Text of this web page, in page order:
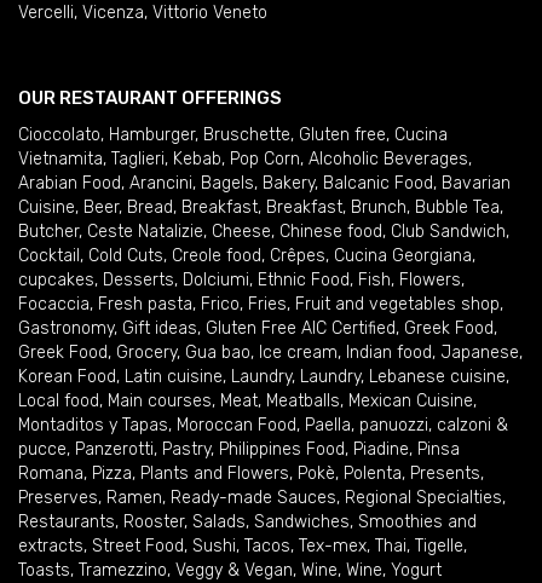
Vercelli, Vicenza, Vittorio Veneto
OUR RESTAURANT OFFERINGS
Cioccolato, Hamburger, Bruschette, Gluten free, Cucina
Vietnamita, Taglieri, Kebab, Pop Corn, Alcoholic Beverages,
Arabian Food, Arancini, Bagels, Bakery, Balcanic Food, Bavarian
Cuisine, Beer, Bread, Breakfast, Breakfast, Brunch, Bubble Tea,
Butcher, Ceste Natalizie, Cheese, Chinese food, Club Sandwich,
Cocktail , Cold Cuts, Creole food, Crêpes, Cucina Georgiana,
cupcakes, Desserts, Dolciumi, Ethnic Food, Fish, Flowers,
Focaccia, Fresh pasta, Frico, Fries, Fruit and vegetables shop,
Gastronomy, Gift ideas, Gluten Free AIC Certified, Greek Food,
Greek Food, Grocery, Gua bao, Ice cream, Indian food, Japanese,
Korean Food, Latin cuisine, Laundry, Laundry, Lebanese cuisine,
Local food, Main courses, Meat, Meatballs, Mexican Cuisine,
Montaditos y Tapas, Moroccan Food, Paella, panuozzi, calzoni &
pucce, Panzerotti, Pastry, Philippines Food, Piadine, Pinsa
Romana, Pizza, Plants and Flowers, Pokè, Polenta, Presents,
Preserves, Ramen, Ready-made Sauces, Regional Specialties,
Restaurants, Rooster, Salads, Sandwiches, Smoothies and
extracts, Street Food, Sushi, Tacos, Tex-mex, Thai, Tigelle,
Toasts, Tramezzino, Veggy & Vegan, Wine, Wine, Yogurt